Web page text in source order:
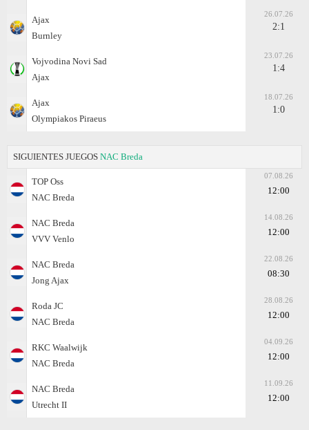
Ajax
Burnley
26.07.26
2:1
Vojvodina Novi Sad
Ajax
23.07.26
1:4
Ajax
Olympiakos Piraeus
18.07.26
1:0
SIGUIENTES JUEGOS NAC Breda
TOP Oss
NAC Breda
07.08.26
12:00
NAC Breda
VVV Venlo
14.08.26
12:00
NAC Breda
Jong Ajax
22.08.26
08:30
Roda JC
NAC Breda
28.08.26
12:00
RKC Waalwijk
NAC Breda
04.09.26
12:00
NAC Breda
Utrecht II
11.09.26
12:00